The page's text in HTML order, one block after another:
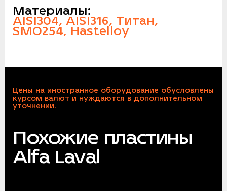
Материалы:
AISI304, AISI316, Титан,
SMO254, Hastelloy
Цены на иностранное оборудование обусловлены
курсом валют и нуждаются в дополнительном
уточнении.
Похожие пластины
Alfa Laval